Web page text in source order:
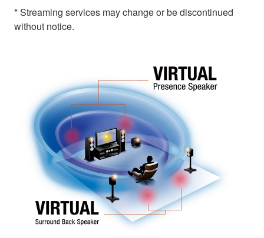
* Streaming services may change or be discontinued
without notice.